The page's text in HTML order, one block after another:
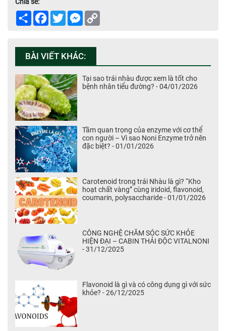
Share Facebook
TwitterMessenger
BÀI VIẾT KHÁC:
Tại sao trái nhàu được xem là tốt cho
bệnh nhân tiểu đường? - 04/01/2026
Tầm quan trọng của enzyme với cơ thể
con người – Vì sao Noni Enzyme trở nên
đặc biệt? - 01/01/2026
Carotenoid trong trái Nhàu là gì? “Kho
hoạt chất vàng” cùng iridoid, flavonoid,
coumarin, polysaccharide - 01/01/2026
CÔNG NGHỆ CHĂM SÓC SỨC KHỎE
HIỆN ĐẠI – CABIN THẢI ĐỘC VITALNONI
- 31/12/2025
Flavonoid là gì và có công dụng gì với sức
khỏe? - 26/12/2025